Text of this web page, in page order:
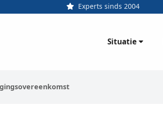
Experts sinds 2004
Situatie